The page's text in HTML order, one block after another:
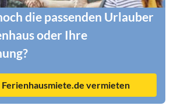
die passenden Urlauber
oder Ihre
vermieten